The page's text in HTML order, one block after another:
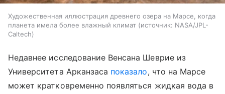
Художественная иллюстрация древнего озера на Марсе, когда
планета имела более влажный климат
источник: NASA/JPL-
Caltech
Недавнее исследование Венсана Шеврие из
Университета Арканзаса показало, что на Марсе
может кратковременно появляться жидкая вода в